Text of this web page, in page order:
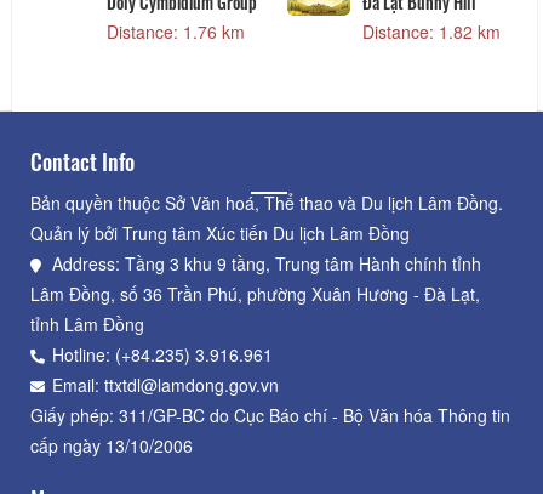
Distance: 1.76 km Distance: 1.82 km
Contact Info
Bản quyền thuộc Sở Văn hoá, Thể thao và Du lịch Lâm Đồng.
Quản lý bởi Trung tâm Xúc tiến Du lịch Lâm Đồng
Address: Tầng 3 khu 9 tầng, Trung tâm Hành chính tỉnh
Lâm Đồng, số 36 Trần Phú, phường Xuân Hương - Đà Lạt,
tỉnh Lâm Đồng
Hotline: (+84.235) 3.916.961
Email: ttxtdl@lamdong.gov.vn
Giấy phép: 311/GP-BC do Cục Báo chí - Bộ Văn hóa Thông tin
cấp ngày 13/10/2006